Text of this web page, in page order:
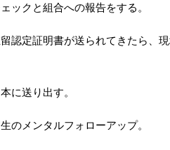
ックと組合への報告をする。
認定証明書が送られてきたら、
に送り出す。
のメンタルフォローアップ。